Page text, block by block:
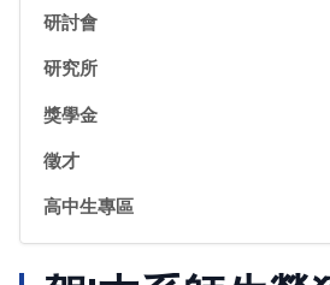
研討會
研究所
獎學金
徵才
高中生專區